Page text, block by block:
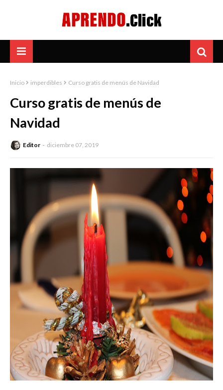
Inicio imperdibles Curso gratis de menús de Navidad
Curso gratis de menús de
Navidad
Editor diciembre 07, 2019